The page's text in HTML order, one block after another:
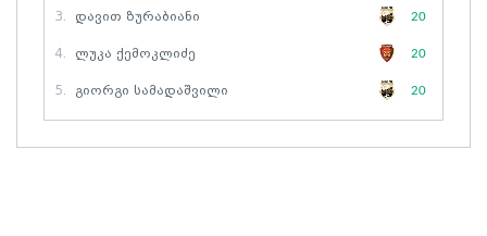
3. Დავით Ზურაბიანი 20
4. Ლუკა Ქემოკლიძე 20
5. Გიორგი Სამადაშვილი 20